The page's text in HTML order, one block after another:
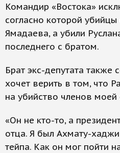
Командир «Востока»
согласно которой
Ямадаева, а убили
последнего с братом.
Брат экс-депутата также
хочет верить в том, что
на убийство членов моей
«Он не кто-то, а
отца. Я был Ахмату-
тейпа. Как он мог пойти